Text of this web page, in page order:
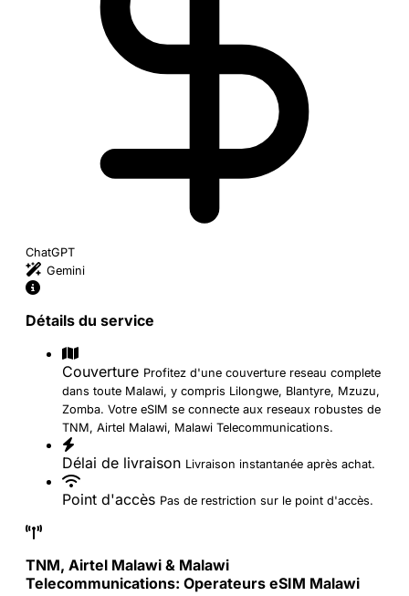
ChatGPT
Gemini
Détails du service
Couverture Profitez d'une couverture reseau complete
dans toute Malawi, y compris Lilongwe, Blantyre, Mzuzu,
Zomba. Votre eSIM se connecte aux reseaux robustes de
TNM, Airtel Malawi, Malawi Telecommunications.
Délai de livraison Livraison instantanée après achat.
Point d'accès Pas de restriction sur le point d'accès.
TNM, Airtel Malawi & Malawi
Telecommunications: Operateurs eSIM Malawi